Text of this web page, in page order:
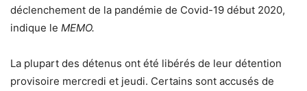
déclenchement de la pandémie de Covid-19 début 2020,
indique le MEMO.
La plupart des détenus ont été libérés de leur détention
provisoire mercredi et jeudi. Certains sont accusés de